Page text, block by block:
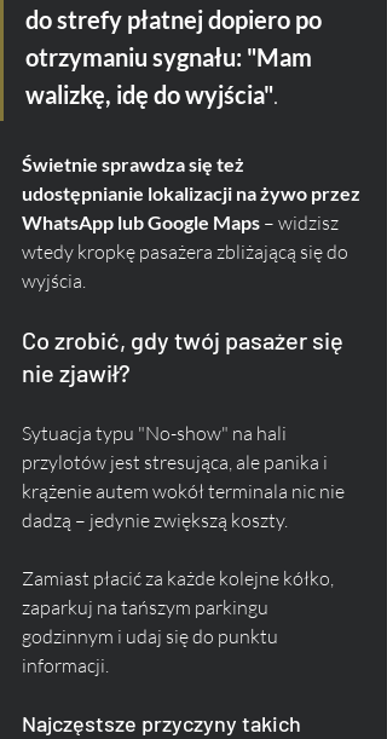
do strefy płatnej dopiero po
otrzymaniu sygnału: "Mam
walizkę, idę do wyjścia".
Świetnie sprawdza się też
udostępnianie lokalizacji na żywo przez
WhatsApp lub Google Maps – widzisz
wtedy kropkę pasażera zbliżającą się do
wyjścia.
Co zrobić, gdy twój pasażer się
nie zjawił?
Sytuacja typu "No-show" na hali
przylotów jest stresująca, ale panika i
krążenie autem wokół terminala nic nie
dadzą – jedynie zwiększą koszty.
Zamiast płacić za każde kolejne kółko,
zaparkuj na tańszym parkingu
godzinnym i udaj się do punktu
informacji.
Najczęstsze przyczyny takich